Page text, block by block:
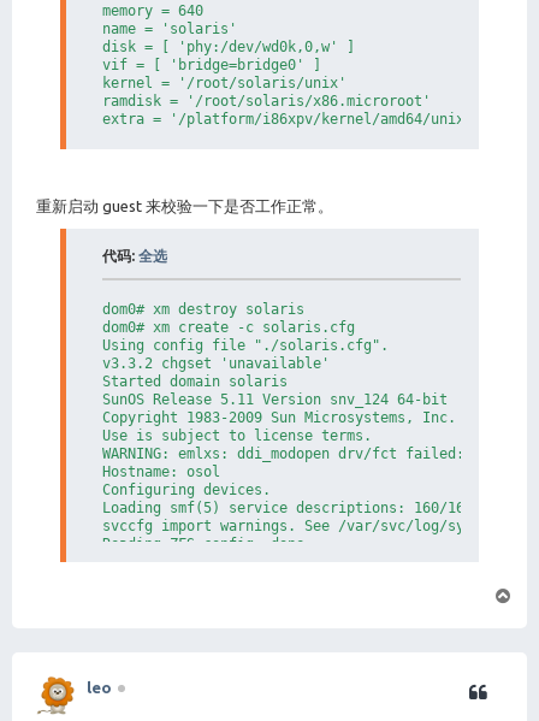
memory = 640
name = 'solaris'
disk = [ 'phy:/dev/wd0k,0,w' ]
vif = [ 'bridge=bridge0' ]
kernel = '/root/solaris/unix'
ramdisk = '/root/solaris/x86.microroot'
extra = '/platform/i86xpv/kernel/amd64/unix -B zfs-
重新启动 guest 来校验一下是否工作正常。
代码: 全选
dom0# xm destroy solaris
dom0# xm create -c solaris.cfg
Using config file "./solaris.cfg".
v3.3.2 chgset 'unavailable'
Started domain solaris
SunOS Release 5.11 Version snv_124 64-bit
Copyright 1983-2009 Sun Microsystems, Inc.  All
Use is subject to license terms.
WARNING: emlxs: ddi_modopen drv/fct failed: err 2
Hostname: osol
Configuring devices.
Loading smf(5) service descriptions: 160/160
svccfg import warnings. See /var/svc/log/system-
Reading ZFS config: done.
leo